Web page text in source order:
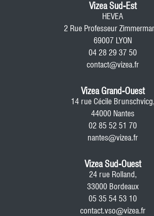
Vizea Sud-Est
HEVEA
2 Rue Professeur
69007 LYON
04 28 29 37 50
contact@vizea.fr
Vizea Grand-Ouest
14 rue Cécile Brunschvicg,
44000 Nantes
02 85 52 51 70
nantes@vizea.fr
Vizea Sud-Ouest
24 rue Rolland,
33000 Bordeaux
05 35 54 53 10
contact.vso@vizea.fr